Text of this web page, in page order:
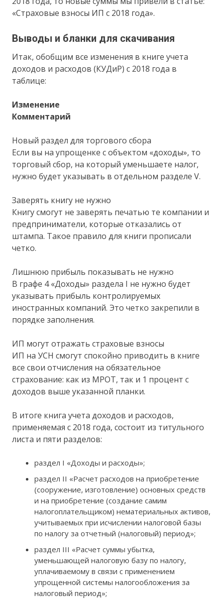
«Страховые взносы ИП с 2018 года».
Выводы и бланки для скачивания
Итак, обобщим все изменения в книге учета
доходов и расходов (КУДиР) с 2018 года в
таблице:
Изменение
Комментарий
Новый раздел для торгового сбора
Если вы на упрощенке с объектом «доходы», то
торговый сбор, на который уменьшаете налог,
нужно будет указывать в отдельном разделе V.
Заверять книгу не нужно
Книгу смогут не заверять печатью те компании и
предприниматели, которые отказались от
штампа. Такое правило для книги прописали
четко.
Лишнюю прибыль показывать не нужно
В графе 4 «Доходы» раздела I не нужно будет
указывать прибыль контролируемых
иностранных компаний. Это четко закрепили в
порядке заполнения.
ИП могут отражать страховые взносы
ИП на УСН смогут спокойно приводить в книге
все свои отчисления на обязательное
страхование: как из МРОТ, так и 1 процент с
доходов выше указанной планки.
В итоге книга учета доходов и расходов,
применяемая с 2018 года, состоит из титульного
листа и пяти разделов:
раздел I «Доходы и расходы»;
раздел II «Расчет расходов на приобретение
(сооружение, изготовление) основных средств
и на приобретение (создание самим
налогоплательщиком) нематериальных активов,
учитываемых при исчислении налоговой базы
по налогу за отчетный (налоговый) период»;
раздел III «Расчет суммы убытка,
уменьшающей налоговую базу по налогу,
уплачиваемому в связи с применением
упрощенной системы налогообложения за
налоговый период»;